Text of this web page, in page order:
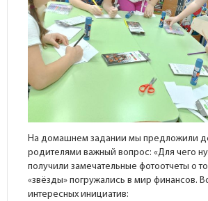
На домашнем задании мы предложили
родителями важный вопрос: «Для чего
получили замечательные фотоотчеты о
«звёзды» погружались в мир финансов.
интересных инициатив: